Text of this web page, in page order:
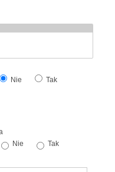
Nie Tak
Nie Tak